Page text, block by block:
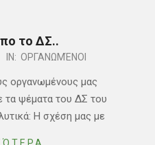
το ΔΣ..
IN: ΟΡΓΑΝΩΜΈΝΟΙ
οργανωμένους μας
τα ψέματα του ΔΣ του
H σχέση μας με